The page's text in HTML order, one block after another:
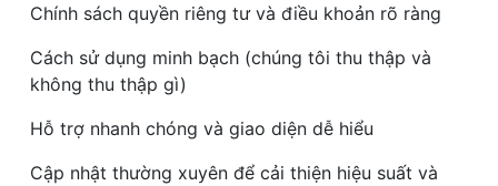
Chính sách quyền riêng tư và điều khoản rõ ràng
Cách sử dụng minh bạch (chúng tôi thu thập và
không thu thập gì)
Hỗ trợ nhanh chóng và giao diện dễ hiểu
Cập nhật thường xuyên để cải thiện hiệu suất và